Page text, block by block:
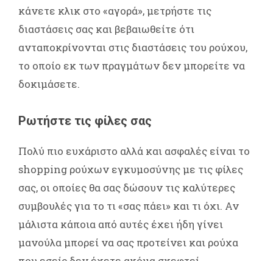
κάνετε κλικ στο «αγορά», μετρήστε τις
διαστάσεις σας και βεβαιωθείτε ότι
ανταποκρίνονται στις διαστάσεις του ρούχου,
το οποίο εκ των πραγμάτων δεν μπορείτε να
δοκιμάσετε.
Ρωτήστε τις φίλες σας
Πολύ πιο ευχάριστο αλλά και ασφαλές είναι το
shopping ρούχων εγκυμοσύνης με τις φίλες
σας, οι οποίες θα σας δώσουν τις καλύτερες
συμβουλές για το τι «σας πάει» και τι όχι. Αν
μάλιστα κάποια από αυτές έχει ήδη γίνει
μανούλα μπορεί να σας προτείνει και ρούχα